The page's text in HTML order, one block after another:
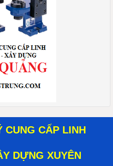
CẤP LINH
DỰNG XUYÊN